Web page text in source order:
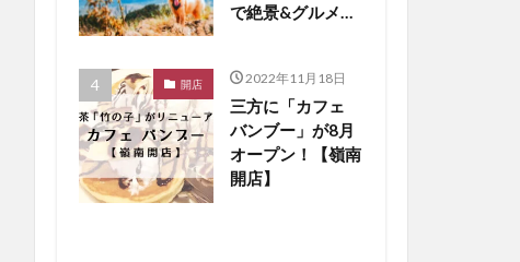
で絶景&グルメを
開店 2022年11月18日
三方に「カフェ
バンブー」が8月
オープン！【嶺南
開店】